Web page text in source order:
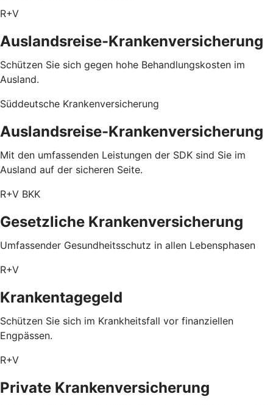
R+V
Auslandsreise-Krankenversicherung
Schützen Sie sich gegen hohe Behandlungskosten im
Ausland.
Süddeutsche Krankenversicherung
Auslandsreise-Krankenversicherung
Mit den umfassenden Leistungen der SDK sind Sie im
Ausland auf der sicheren Seite.
R+V BKK
Gesetzliche Krankenversicherung
Umfassender Gesundheitsschutz in allen Lebensphasen
R+V
Krankentagegeld
Schützen Sie sich im Krankheitsfall vor finanziellen
Engpässen.
R+V
Private Krankenversicherung